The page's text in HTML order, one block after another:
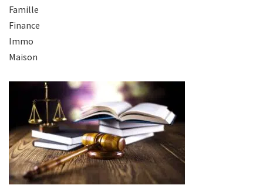
Famille
Finance
Immo
Maison